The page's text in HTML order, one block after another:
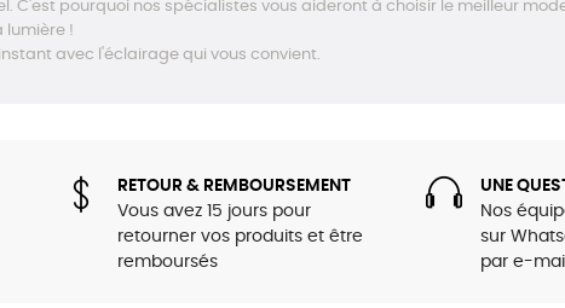
pourquoi nos spécialistes vous aideront à choisir le meilleur
lumière !
avec l'éclairage qui vous convient.
RETOUR & REMBOURSEMENT
Vous avez 15 jours pour
retourner vos produits et être
remboursés
UNE
Nos
sur
par e-mail